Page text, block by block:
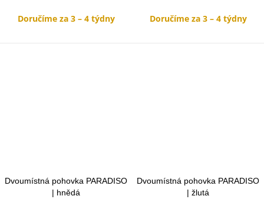
Doručíme za 3 – 4 týdny Doručíme za 3 – 4 týdny
Dvoumístná pohovka PARADISO
| hnědá
Dvoumístná pohovka PARADISO
| žlutá